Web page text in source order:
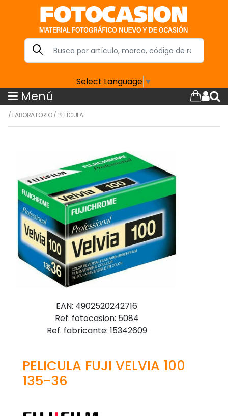
Select Language ▼
Menú
/ LABORATORIO/ PELÍCULA
EAN: 4902520242716
Ref. fotocasion: 5084
Ref. fabricante: 15342609
PELICULA FUJI VELVIA 100
135-36